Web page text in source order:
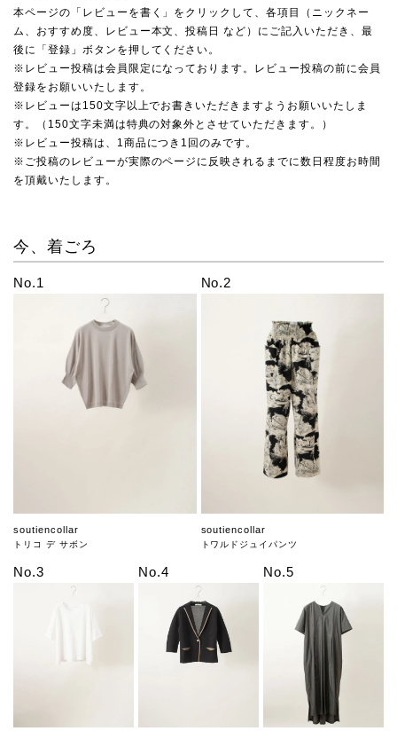
本ページの「レビューを書く」をクリックして、各項目（ニックネー
ム、おすすめ度、レビュー本文、投稿日 など）にご記入いただき、最
後に「登録」ボタンを押してください。
※レビュー投稿は会員限定になっております。レビュー投稿の前に会員
登録をお願いいたします。
※レビューは150文字以上でお書きいただきますようお願いいたしま
す。（150文字未満は特典の対象外とさせていただきます。）
※レビュー投稿は、1商品につき1回のみです。
※ご投稿のレビューが実際のページに反映されるまでに数日程度お時間
を頂戴いたします。
今、着ごろ
No.1
soutiencollar
トリコ デ サボン
No.2
soutiencollar
トワルドジュイパンツ
No.3 No.4 No.5